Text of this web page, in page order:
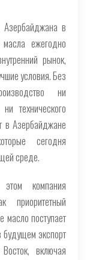
Азербайджана в
ежегодно
рынок,
условия. Без
ни
технического
в Азербайджане
сегодня
среде.
компания
приоритетный
масло поступает
будущем экспорт
включая